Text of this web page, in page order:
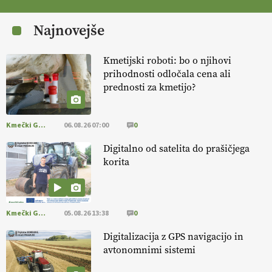
https://t.co/K0USFPJ5fJ @EUAgri #IMCAP #CAP
https://t.co/vcHhoOixHy
14.07.2026
[EKOloško = LOGIČNO ]
Danes ni pomembna le količina hrane,
ampak tudi način njene pridelave
@EUAgri #imcap #cap #blog https://t.co/2sllAmcKwG
[EKOloško = LOGIČNO
prilagojene sorte
so temelj uspešne ekološke pridelave.
https://t.co/OQSsax7l8V @EUAgri #IMCAP #CAP
https://t.co/PAL0zlhVia
[EKOloško = LOGIČNO
Najnovejše
Kmetijski roboti: bo o njihovi
prihodnosti odločala cena ali
prednosti za kmetijo?
Kmečki Glas 06.08.26 07:00 0
Digitalno od satelita do prašičjega
korita
Kmečki Glas 05.08.26 13:38 0
Digitalizacija z GPS navigacijo in
avtonomnimi sistemi